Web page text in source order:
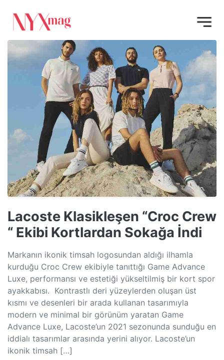
Lacoste Klasikleşen “Croc Crew
“ Ekibi Kortlardan Sokağa İndi
Markanın ikonik timsah logosundan aldığı ilhamla
kurduğu Croc Crew ekibiyle tanıttığı Game Advance
Luxe, performansı ve estetiği yükseltilmiş bir kort spor
ayakkabısı. Kontrastlı deri yüzeylerden oluşan üst
kısmı ve desenleri bir arada kullanan tasarımıyla
modern ve minimal bir görünüm yaratan Game
Advance Luxe, Lacoste’un 2021 sezonunda sunduğu en
iddialı tasarımlar arasında yerini alıyor. Lacoste’un
ikonik timsah […]